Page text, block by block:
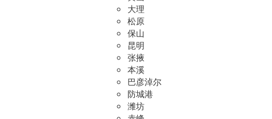
大理
松原
保山
昆明
张掖
本溪
巴彦淖尔
防城港
潍坊